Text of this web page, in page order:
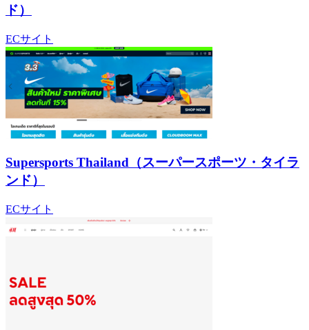
ド）
ECサイト
Supersports Thailand（スーパースポーツ・タイラ
ンド）
ECサイト